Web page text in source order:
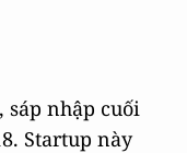
sáp nhập cuối
Startup này